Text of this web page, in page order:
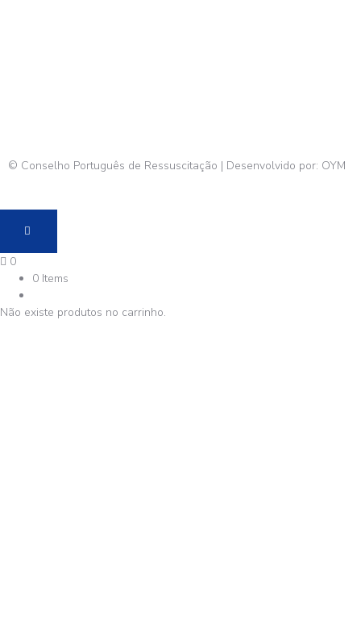
© Conselho Português de Ressuscitação | Desenvolvido por: OYM
0
0 Items
Não existe produtos no carrinho.